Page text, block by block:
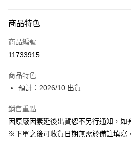
信用卡一次付款
超商取貨付款
ATM付款
運送方式
預購-全家取貨付款(舊)
商品特色
商品編號
11733915
商品特色
預計：2026/10 出貨
銷售重點
因原廠因素延後出貨恕不另行通知，如
※下單之後可收貨日期無需於備註填寫